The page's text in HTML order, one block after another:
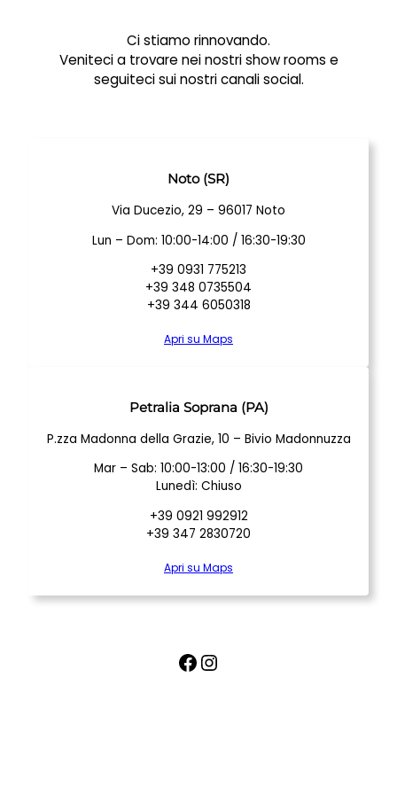
Ci stiamo rinnovando.
Veniteci a trovare nei nostri show rooms e
seguiteci sui nostri canali social.
Noto (SR)
Via Ducezio, 29 – 96017 Noto
Lun – Dom: 10:00-14:00 / 16:30-19:30
+39 0931 775213
+39 348 0735504
+39 344 6050318
Apri su Maps
Petralia Soprana (PA)
P.zza Madonna della Grazie, 10 – Bivio Madonnuzza
Mar – Sab: 10:00-13:00 / 16:30-19:30
Lunedì: Chiuso
+39 0921 992912
+39 347 2830720
Apri su Maps
Facebook
Instagram